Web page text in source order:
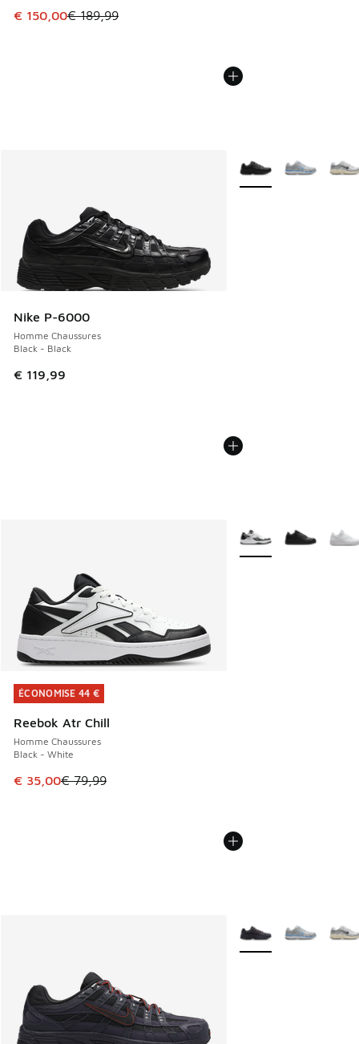
Cet article est en promotion. Prix en baisse de € 189,99 à
€ 150,00€ 189,99
Nike P-6000
Homme Chaussures
Black - Black
€ 119,99
Plus de couleurs
ÉCONOMISE 44 €
Reebok Atr Chill
Homme Chaussures
Black - White
Cet article est en promotion. Prix en baisse de € 79,99 à
€ 35,00€ 79,99
ÉCONOMISE 44 €
Plus de couleurs
Plus de couleurs